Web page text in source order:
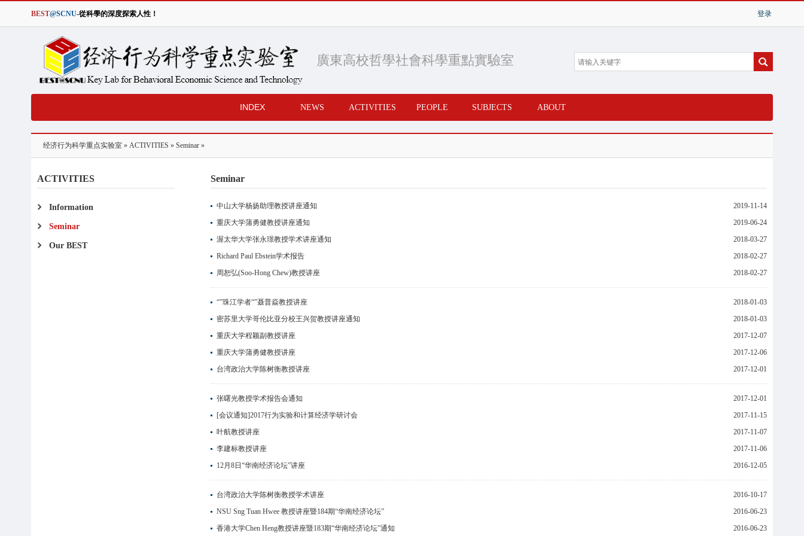
BEST@SCNU-從科學的深度探索人性！
廣東高校哲學社會科學重點實驗室
INDEX NEWS ACTIVITIES PEOPLE SUBJECTS ABOUT
经济行为科学重点实验室 » ACTIVITIES » Seminar »
ACTIVITIES
Information
Seminar
Our BEST
Seminar
2019-11-14
中山大学杨扬助理教授讲座通知
2019-06-24
重庆大学蒲勇健教授讲座通知
2018-03-27
渥太华大学张永璟教授学术讲座通知
2018-02-27
Richard Paul Ebstein学术报告
2018-02-27
周恕弘(Soo-Hong Chew)教授讲座
2018-01-03
“”珠江学者“”聂普焱教授讲座
2018-01-03
密苏里大学哥伦比亚分校王兴贺教授讲座通知
2017-12-07
重庆大学程颖副教授讲座
2017-12-06
重庆大学蒲勇健教授讲座
2017-12-01
台湾政治大学陈树衡教授讲座
2017-12-01
张曙光教授学术报告会通知
2017-11-15
[会议通知]2017行为实验和计算经济学研讨会
2017-11-07
叶航教授讲座
2017-11-06
李建标教授讲座
2016-12-05
12月8日“华南经济论坛”讲座
2016-10-17
台湾政治大学陈树衡教授学术讲座
2016-06-23
NSU Sng Tuan Hwee 教授讲座暨184期“华南经济论坛”
2016-06-23
香港大学Chen Heng教授讲座暨183期“华南经济论坛”通知